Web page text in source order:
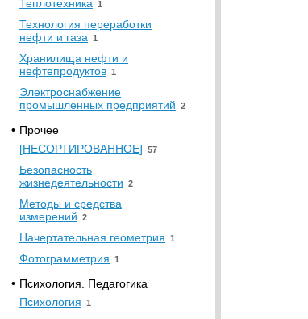
Теплотехника 1
Технология переработки
нефти и газа 1
Хранилища нефти и
нефтепродуктов 1
Электроснабжение
промышленных предприятий 2
• Прочее
[НЕСОРТИРОВАННОЕ] 57
Безопасность
жизнедеятельности 2
Методы и средства
измерений 2
Начертательная геометрия 1
Фотограмметрия 1
• Психология. Педагогика
Психология 1